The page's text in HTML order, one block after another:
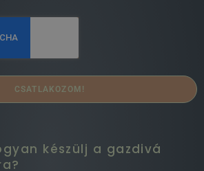
CSATLAKOZOM!
készülj a gazdivá